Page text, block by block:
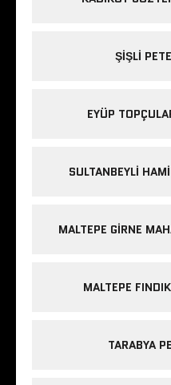
ŞIŞLI
EYÜP
SULTANBEYLI
MALTEPE GIRNE
MALTEPE
TARABYA